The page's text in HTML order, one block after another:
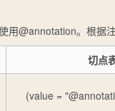
用@annotation。根据
切点
(value =